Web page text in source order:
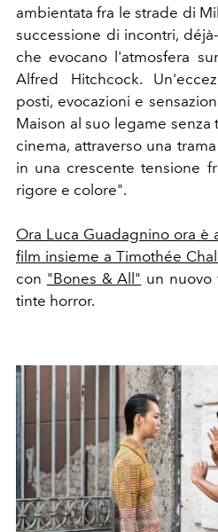
ambientata fra le strade di
successione di incontri,
che evocano l'atmosfera
Alfred Hitchcock.
posti, evocazioni e
Maison al suo legame
cinema, attraverso una
in una crescente tensione
rigore e colore".
Ora Luca Guadagnino ora è
film insieme a Timothée
con "Bones & All" un nuovo
tinte horror.